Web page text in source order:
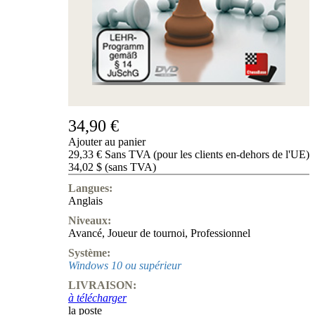
34,90 €
Ajouter au panier
29,33 € Sans TVA (pour les clients en-dehors de l'UE)
34,02 $ (sans TVA)
Langues:
Anglais
Niveaux:
Avancé, Joueur de tournoi, Professionnel
Système:
Windows 10 ou supérieur
LIVRAISON:
à télécharger
la poste
de
FAQ
licences
Accessibility
Cookies
Management
ChessBase
Abonnement
Ducats
Paquets